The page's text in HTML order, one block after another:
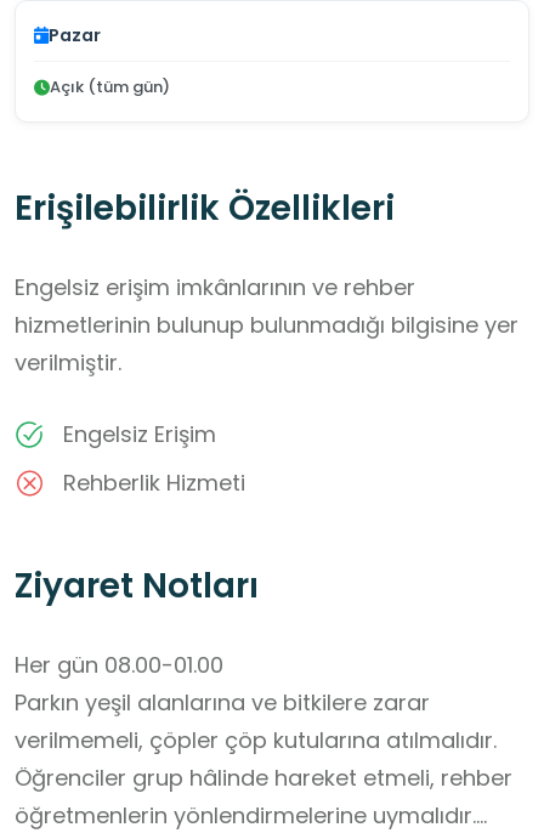
Pazar
Açık (tüm gün)
Erişilebilirlik Özellikleri
Engelsiz erişim imkânlarının ve rehber
hizmetlerinin bulunup bulunmadığı bilgisine yer
verilmiştir.
Engelsiz Erişim
Rehberlik Hizmeti
Ziyaret Notları
Her gün 08.00-01.00
Parkın yeşil alanlarına ve bitkilere zarar
verilmemeli, çöpler çöp kutularına atılmalıdır.
Öğrenciler grup hâlinde hareket etmeli, rehber
öğretmenlerin yönlendirmelerine uymalıdır.